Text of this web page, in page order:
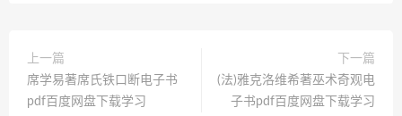
上一篇
席学易著席氏铁口断电子书
pdf百度网盘下载学习
下一篇
(法)雅克洛维希著巫术奇观电
子书pdf百度网盘下载学习